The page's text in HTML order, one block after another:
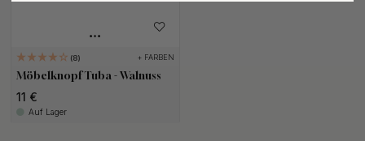
8 + FARBEN
Möbelknopf Tuba - Walnuss
11 €
Auf Lager